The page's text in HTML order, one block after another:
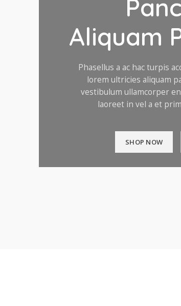
Aliquam
Phasellus a ac hac turpis
lorem ultricies aliquam
vestibulum ullamcorper
laoreet in vel a et
SHOP NOW